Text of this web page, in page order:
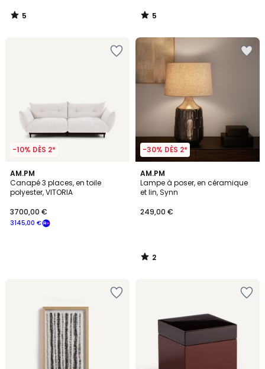
5
/
5
/
-10% DÈS 2*
AM.PM
Canapé 3 places, en toile
polyester, VITORIA
3145,00 €
3700,00 €
-30% DÈS 2*
AM.PM
Lampe à poser, en céramique
et lin, Synn
249,00 €
2
/
5
2
/